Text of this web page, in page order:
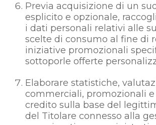
Previa acquisizione di un
esplicito e opzionale,
i dati personali relativi alle
scelte di consumo al fine di
iniziative promozionali
sottoporle offerte
Elaborare statistiche,
commerciali, promozionali e
credito sulla base del
del Titolare connesso alla